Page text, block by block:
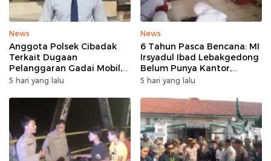
News
Anggota Polsek Cibadak
Terkait Dugaan
Pelanggaran Gadai Mobil,
Kasus Ditangani Bid
5 hari yang lalu
News
6 Tahun Pasca Bencana: MI
Irsyadul Ibad Lebakgedong
Belum Punya Kantor,
Belajar Tanpa Meja-Kursi
5 hari yang lalu